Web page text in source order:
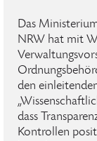
Das
NRW hat mit
den
dass
Kontrollen